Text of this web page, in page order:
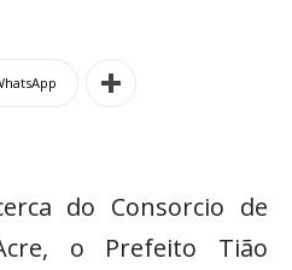
do Consorcio de
o Prefeito Tião